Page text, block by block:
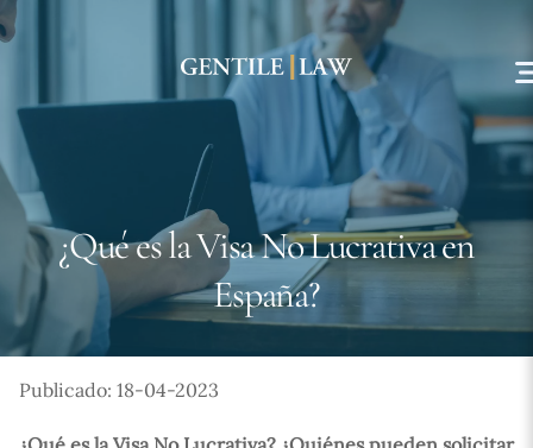
Skip
to
¿Qué es la Visa No Lucrativa en
España?
Publicado: 18-04-2023